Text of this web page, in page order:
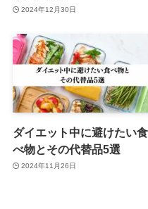
2024年12月30日
ダイエット中に避けたい食
べ物とその代替品5選
2024年11月26日